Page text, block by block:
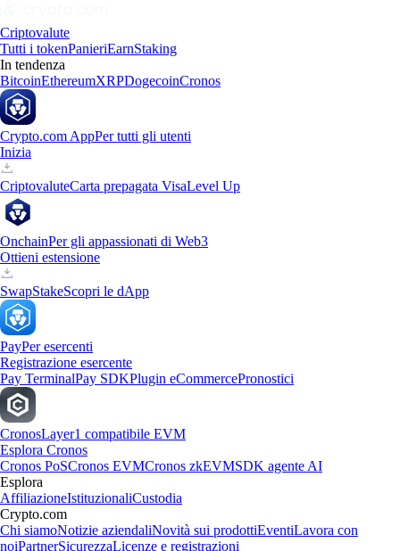
Criptovalute
Tutti i tokenPanieriEarnStaking
In tendenza
BitcoinEthereumXRPDogecoinCronos
Crypto.com AppPer tutti gli utenti
Inizia
CriptovaluteCarta prepagata VisaLevel Up
OnchainPer gli appassionati di Web3
Ottieni estensione
SwapStakeScopri le dApp
PayPer esercenti
Registrazione esercente
Pay TerminalPay SDKPlugin eCommercePronostici
CronosLayer1 compatibile EVM
Esplora Cronos
Cronos PoSCronos EVMCronos zkEVMSDK agente AI
Esplora
AffiliazioneIstituzionaliCustodia
Crypto.com
Chi siamoNotizie aziendaliNovità sui prodottiEventiLavora con
noiPartnerSicurezzaLicenze e registrazioni